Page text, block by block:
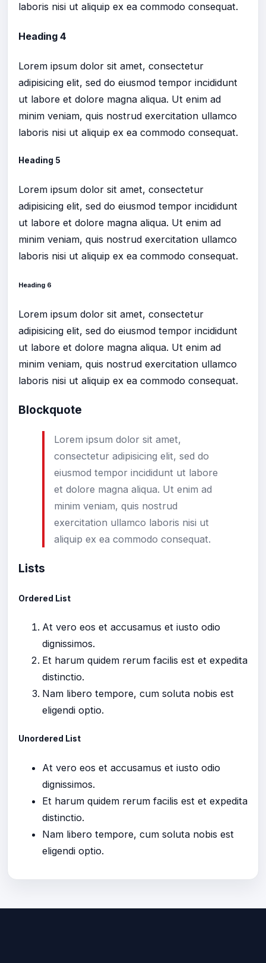
laboris nisi ut aliquip ex ea commodo consequat.
Heading 4
Lorem ipsum dolor sit amet, consectetur
adipisicing elit, sed do eiusmod tempor incididunt
ut labore et dolore magna aliqua. Ut enim ad
minim veniam, quis nostrud exercitation ullamco
laboris nisi ut aliquip ex ea commodo consequat.
Heading 5
Lorem ipsum dolor sit amet, consectetur
adipisicing elit, sed do eiusmod tempor incididunt
ut labore et dolore magna aliqua. Ut enim ad
minim veniam, quis nostrud exercitation ullamco
laboris nisi ut aliquip ex ea commodo consequat.
Heading 6
Lorem ipsum dolor sit amet, consectetur
adipisicing elit, sed do eiusmod tempor incididunt
ut labore et dolore magna aliqua. Ut enim ad
minim veniam, quis nostrud exercitation ullamco
laboris nisi ut aliquip ex ea commodo consequat.
Blockquote
Lorem ipsum dolor sit amet,
consectetur adipisicing elit, sed do
eiusmod tempor incididunt ut labore
et dolore magna aliqua. Ut enim ad
minim veniam, quis nostrud
exercitation ullamco laboris nisi ut
aliquip ex ea commodo consequat.
Lists
Ordered List
At vero eos et accusamus et iusto odio
dignissimos.
Et harum quidem rerum facilis est et expedita
distinctio.
Nam libero tempore, cum soluta nobis est
eligendi optio.
Unordered List
At vero eos et accusamus et iusto odio
dignissimos.
Et harum quidem rerum facilis est et expedita
distinctio.
Nam libero tempore, cum soluta nobis est
eligendi optio.